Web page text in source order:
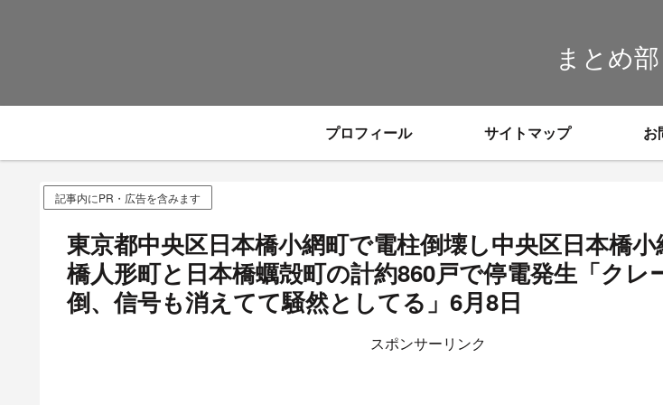
まとめ部
プロフィール サイトマップ お
記事内にPR・広告を含みます
東京都中央区日本橋小網町で電柱倒壊し中央区日本橋
橋人形町と日本橋蠣殻町の計約860戸で停電発生「クレ
倒、信号も消えてて騒然としてる」6月8日
スポンサーリンク